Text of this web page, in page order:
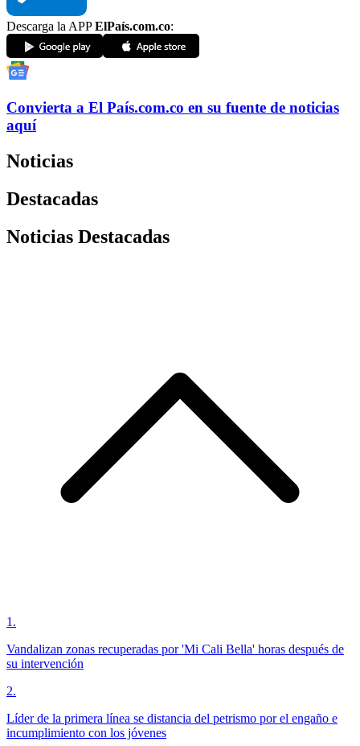
Descarga la APPElPaís.com.co:
Convierta a El País.com.co en su fuente de noticias
aquí
Noticias
Destacadas
Noticias Destacadas
1 .
Vandalizan zonas recuperadas por 'Mi Cali Bella' horas después de
su intervención
2.
Líder de la primera línea se distancia del petrismo por el engaño e
incumplimiento con los jóvenes